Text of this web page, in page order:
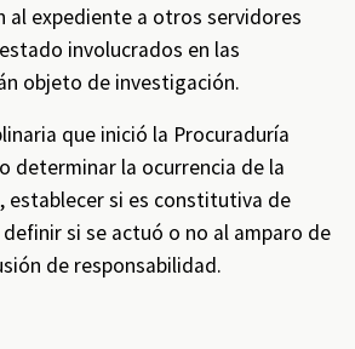
al expediente a otros servidores
involucrados en las
objeto de investigación.
que inició la Procuraduría
determinar la ocurrencia de la
establecer si es constitutiva de
si se actuó o no al amparo de
de responsabilidad.